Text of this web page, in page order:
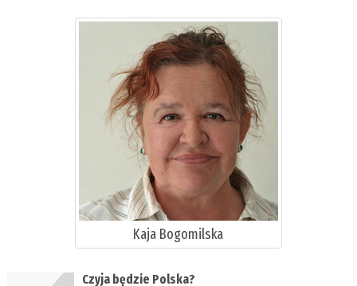
Kaja Bogomilska
Czyja będzie Polska?